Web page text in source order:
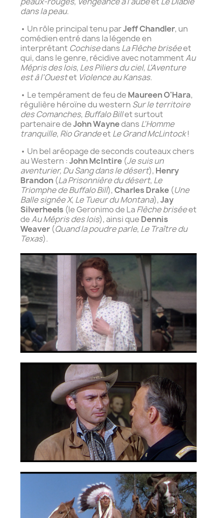
dans la peau.
• Un rôle principal tenu parJeff Chandler, un
comédien entré dans la légende en
interprétant Cochisedans La Flèche briséeet
qui, dans le genre, récidive avec notammentAu
Mépris des lois, Les Piliers du ciel, L'Aventure
est à l'Ouestet Violence au Kansas.
• Le tempérament de feu de Maureen O'Hara,
régulière héroïne du western Sur le territoire
des Comanches, Buffalo Billet surtout
partenaire deJohn Waynedans L'Homme
tranquille, Rio Grandeet Le Grand McLintock!
• Un bel aréopage de seconds couteaux chers
au Western :John McIntire (Je suis un
aventurier, Du Sang dans le désert), Henry
Brandon (La Prisonnière du désert, Le
Triomphe de Buffalo Bill),Charles Drake (Une
Balle signée X, Le Tueur du Montana),Jay
Silverheels (le Geronimo de LaFlèche briséeet
deAu Mépris des lois), ainsi que Dennis
Weaver (Quand la poudre parle, Le Traître du
Texas).